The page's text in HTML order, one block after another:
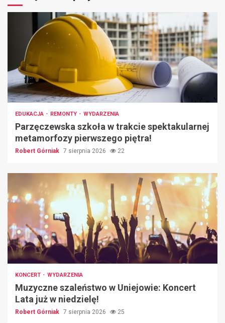
EDUKACJA REMONTY WYDARZENIA
Parzęczewska szkoła w trakcie spektakularnej
metamorfozy pierwszego piętra!
Robert Górniak 7 sierpnia 2026 22
KONCERT WYDARZENIA
Muzyczne szaleństwo w Uniejowie: Koncert
Lata już w niedzielę!
Robert Górniak 7 sierpnia 2026 25